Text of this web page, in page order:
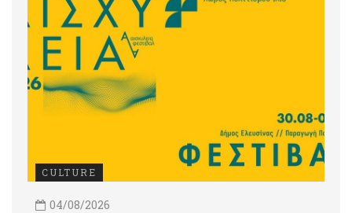
CULTURE
04/08/2026